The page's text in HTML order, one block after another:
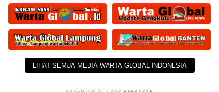
LIHAT SEMUA MEDIA WARTA GLOBAL INDONESIA